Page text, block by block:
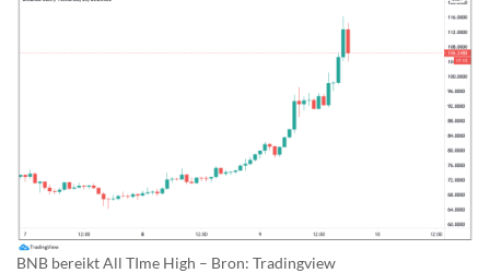
BNB bereikt All TIme High – Bron: Tradingview